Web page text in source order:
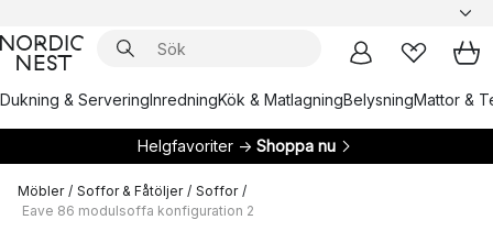
Dukning & ServeringInredningKök & MatlagningBelysningMattor &
Helgfavoriter → Shoppa nu
Möbler / Soffor & Fåtöljer / Soffor /
Eave 86 modulsoffa konfiguration 2